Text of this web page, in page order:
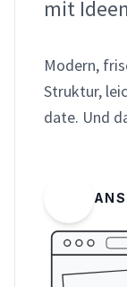
mit
Modern,
Struktur,
date. Und